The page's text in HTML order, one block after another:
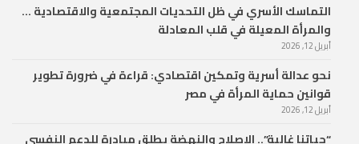
التماسك الأسري في ظل التحديات المجتمعية والاقتصادية …
والمرأة المعيلة في قلب المعادلة
أبريل 12, 2026
نحو عدالة أسرية وتمكين اقتصادي: قراءة في ضرورة تطوير
قوانين حماية المرأة في مصر
أبريل 12, 2026
“حياتنا غالية”.. الإصلاح والنهضة يطلق مبادرة للدعم النفسي